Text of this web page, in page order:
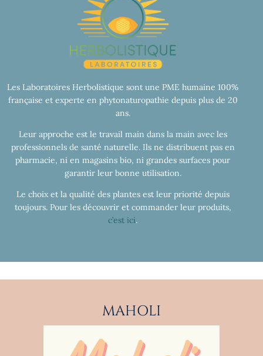
Les Laboratoires Herbolistique sont une PME humaine 100%
française et experte en phytonaturopathie depuis plus de 20
ans.
Leur approche est le travail main dans la main avec les
professionnels de santé naturelle. Ils ne distribuent pas en
pharmacie, ni en magasins bio, ni grandes surfaces pour
garantir leur bonne utilisation.
Le choix et la qualité des plantes est leur priorité depuis
toujours. Pour les découvrir et commander leur produits,
c’est ici.
MAHOLI